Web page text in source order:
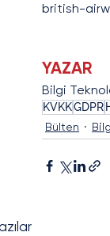
british-
YAZAR
Bilgi
KVKKGDPR
Bülten